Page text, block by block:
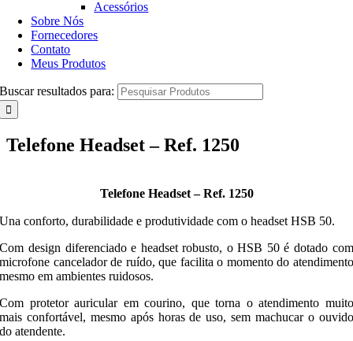
Acessórios
Sobre Nós
Fornecedores
Contato
Meus Produtos
Buscar resultados para:
Telefone Headset – Ref. 1250
Telefone Headset – Ref. 1250
Una conforto, durabilidade e produtividade com o headset HSB 50.
Com design diferenciado e headset robusto, o HSB 50 é dotado com
microfone cancelador de ruído, que facilita o momento do atendimento
mesmo em ambientes ruidosos.
Com protetor auricular em courino, que torna o atendimento muito
mais confortável, mesmo após horas de uso, sem machucar o ouvido
do atendente.